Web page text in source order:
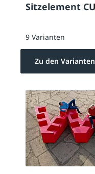
Sitzelement
9 Varianten
Zu den Varianten